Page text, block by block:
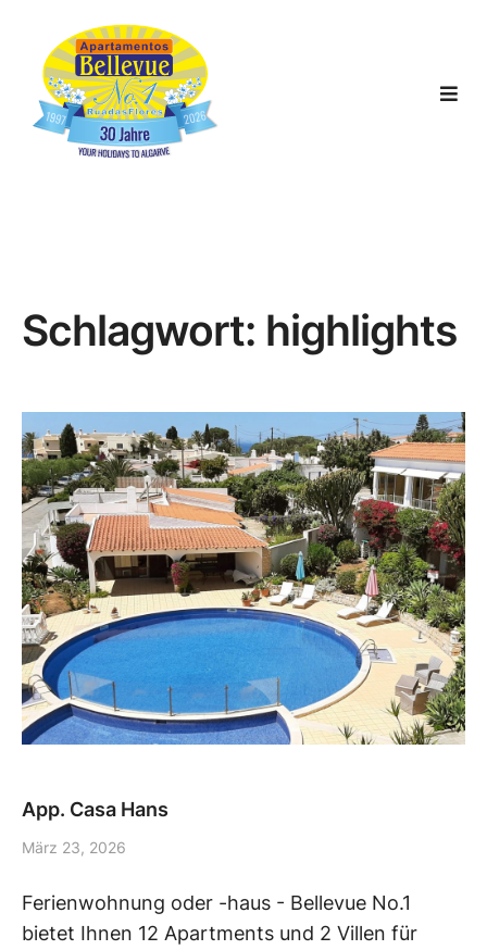
Schlagwort: highlights
App. Casa Hans
März 23, 2026
Ferienwohnung oder -haus - Bellevue No.1
bietet Ihnen 12 Apartments und 2 Villen für